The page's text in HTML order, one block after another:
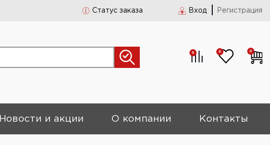
Статус заказа Вход Регистрация
0 0 0
Новости и акции О компании Контакты